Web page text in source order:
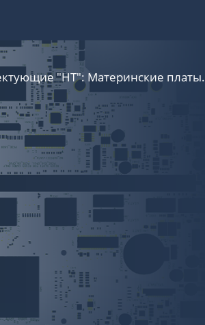
"НТ": Материнские платы.